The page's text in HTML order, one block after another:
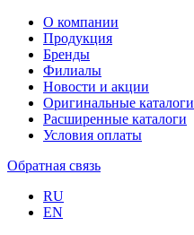
О компании
Продукция
Бренды
Филиалы
Новости и акции
Оригинальные каталоги
Расширенные каталоги
Условия оплаты
Обратная связь
RU
EN